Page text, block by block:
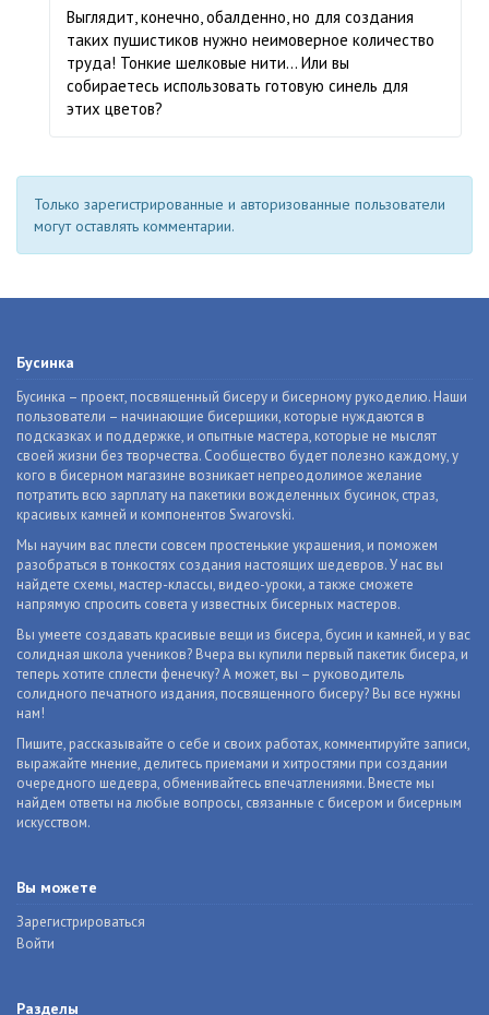
Выглядит, конечно, обалденно, но для создания
таких пушистиков нужно неимоверное количество
труда! Тонкие шелковые нити… Или вы
собираетесь использовать готовую синель для
этих цветов?
Только зарегистрированные и авторизованные пользователи
могут оставлять комментарии.
Бусинка
Бусинка – проект, посвященный бисеру и бисерному рукоделию. Наши
пользователи – начинающие бисерщики, которые нуждаются в
подсказках и поддержке, и опытные мастера, которые не мыслят
своей жизни без творчества. Сообщество будет полезно каждому, у
кого в бисерном магазине возникает непреодолимое желание
потратить всю зарплату на пакетики вожделенных бусинок, страз,
красивых камней и компонентов Swarovski.
Мы научим вас плести совсем простенькие украшения, и поможем
разобраться в тонкостях создания настоящих шедевров. У нас вы
найдете схемы, мастер-классы, видео-уроки, а также сможете
напрямую спросить совета у известных бисерных мастеров.
Вы умеете создавать красивые вещи из бисера, бусин и камней, и у вас
солидная школа учеников? Вчера вы купили первый пакетик бисера, и
теперь хотите сплести фенечку? А может, вы – руководитель
солидного печатного издания, посвященного бисеру? Вы все нужны
нам!
Пишите, рассказывайте о себе и своих работах, комментируйте записи,
выражайте мнение, делитесь приемами и хитростями при создании
очередного шедевра, обменивайтесь впечатлениями. Вместе мы
найдем ответы на любые вопросы, связанные с бисером и бисерным
искусством.
Вы можете
Зарегистрироваться
Войти
Разделы